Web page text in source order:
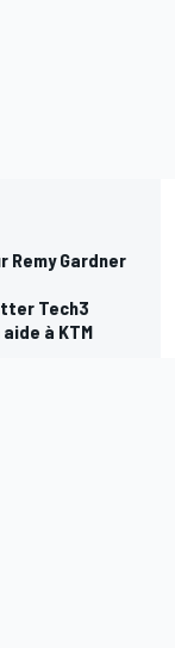
Remy Gardner
Tech3
à KTM